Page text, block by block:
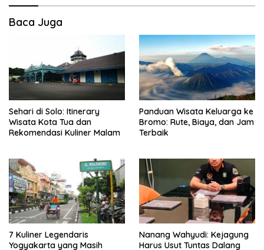
Baca Juga
Sehari di Solo: Itinerary
Wisata Kota Tua dan
Rekomendasi Kuliner Malam
Panduan Wisata Keluarga ke
Bromo: Rute, Biaya, dan Jam
Terbaik
7 Kuliner Legendaris
Yogyakarta yang Masih
Nanang Wahyudi: Kejagung
Harus Usut Tuntas Dalang